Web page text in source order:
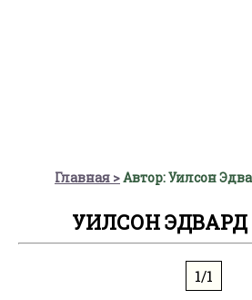
Главная Автор: Уилсон
УИЛСОН
1/1